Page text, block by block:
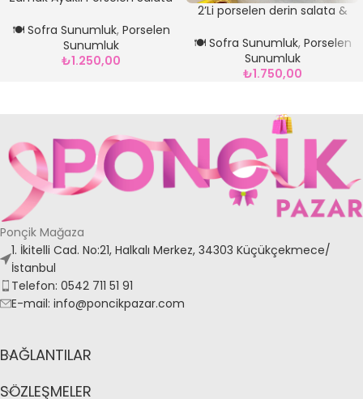
🍽️ Sofra Sunumluk, Porselen
Sunumluk
₺1.250,00
2’Li porselen derin salata &
🍽️ Sofra Sunumluk, Porselen
Sunumluk
₺1.750,00
Ponçik Mağaza
1. İkitelli Cad. No:21, Halkalı Merkez, 34303 Küçükçekmece/
İstanbul
Telefon: 0542 711 51 91
E-mail: info@poncikpazar.com
BAĞLANTILAR
SÖZLEŞMELER